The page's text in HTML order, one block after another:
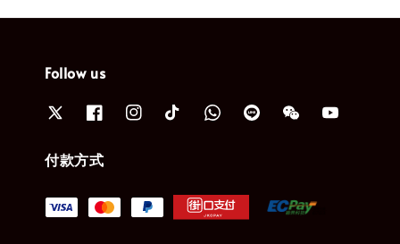
Follow us
付款方式